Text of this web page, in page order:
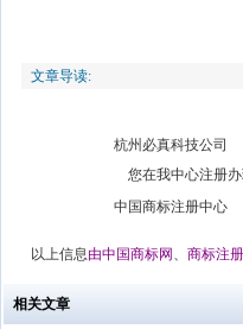
文章导读:
杭州必真科技公司
您在我中心注册办
中国商标注册中心
以上信息由中国商标网 、 商标注
相关文章